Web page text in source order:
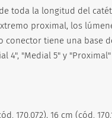
toda la longitud del
proximal, los
conector tiene una base
4", "Medial 5" y
16 cm (cód.